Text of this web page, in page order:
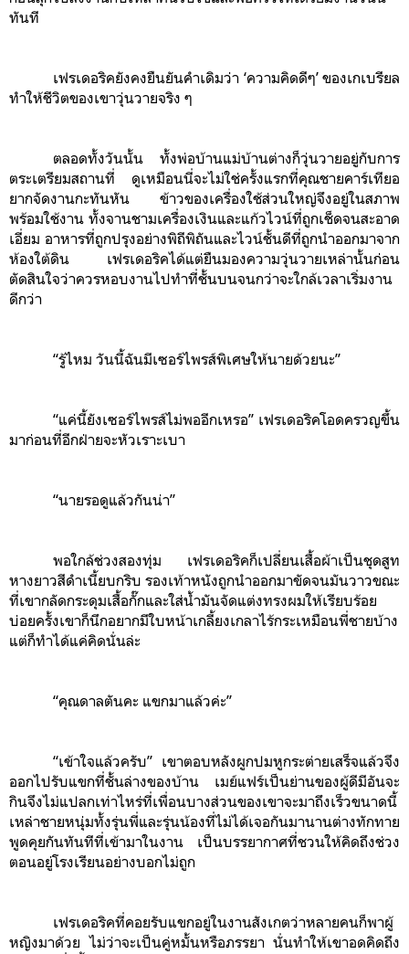
ทันที
เฟรเดอริคยังคงยืนยันคำเดิมว่า ‘ความคิดดีๆ’ ของเกเบรียล
ทำให้ชีวิตของเขาวุ่นวายจริง ๆ
ตลอดทั้งวันนั้น ทั้งพ่อบ้านแม่บ้านต่างก็วุ่นวายอยู่กับการ
ตระเตรียมสถานที่ ดูเหมือนนี่จะไม่ใช่ครั้งแรกที่คุณชายคาร์เทียอ
ยากจัดงานกะทันหัน ข้าวของเครื่องใช้ส่วนใหญ่จึงอยู่ในสภาพ
พร้อมใช้งาน ทั้งจานชามเครื่องเงินและแก้วไวน์ที่ถูกเช็ดจนสะอาด
เอี่ยม อาหารที่ถูกปรุงอย่างพิถีพิถันและไวน์ชั้นดีที่ถูกนำออกมาจาก
ห้องใต้ดิน เฟรเดอริคได้แต่ยืนมองความวุ่นวายเหล่านั้นก่อน
ตัดสินใจว่าควรหอบงานไปทำที่ชั้นบนจนกว่าจะใกล้เวลาเริ่มงาน
ดีกว่า
“รู้ไหม วันนี้ฉันมีเซอร์ไพรส์พิเศษให้นายด้วยนะ”
“แค่นี้ยังเซอร์ไพรส์ไม่พออีกเหรอ” เฟรเดอริคโอดครวญขึ้น
มาก่อนที่อีกฝ่ายจะหัวเราะเบา
“นายรอดูแล้วกันน่า”
พอใกล้ช่วงสองทุ่ม เฟรเดอริคก็เปลี่ยนเสื้อผ้าเป็นชุดสูท
หางยาวสีดำเนี้ยบกริบ รองเท้าหนังถูกนำออกมาขัดจนมันวาวขณะ
ที่เขากลัดกระดุมเสื้อกั๊กและใส่น้ำมันจัดแต่งทรงผมให้เรียบร้อย
บ่อยครั้งเขาก็นึกอยากมีใบหน้าเกลี้ยงเกลาไร้กระเหมือนพี่ชายบ้าง
แต่ก็ทำได้แค่คิดนั่นล่ะ
“คุณดาลตันคะ แขกมาแล้วค่ะ”
“เข้าใจแล้วครับ” เขาตอบหลังผูกปมหูกระต่ายเสร็จแล้วจึง
ออกไปรับแขกที่ชั้นล่างของบ้าน เมย์แฟร์เป็นย่านของผู้ดีมีอันจะ
กินจึงไม่แปลกเท่าไหร่ที่เพื่อนบางส่วนของเขาจะมาถึงเร็วขนาดนี้
เหล่าชายหนุ่มทั้งรุ่นพี่และรุ่นน้องที่ไม่ได้เจอกันมานานต่างทักทาย
พูดคุยกันทันทีที่เข้ามาในงาน เป็นบรรยากาศที่ชวนให้คิดถึงช่วง
ตอนอยู่โรงเรียนอย่างบอกไม่ถูก
เฟรเดอริคที่คอยรับแขกอยู่ในงานสังเกตว่าหลายคนก็พาผู้
หญิงมาด้วย ไม่ว่าจะเป็นคู่หมั้นหรือภรรยา นั่นทำให้เขาอดคิดถึง